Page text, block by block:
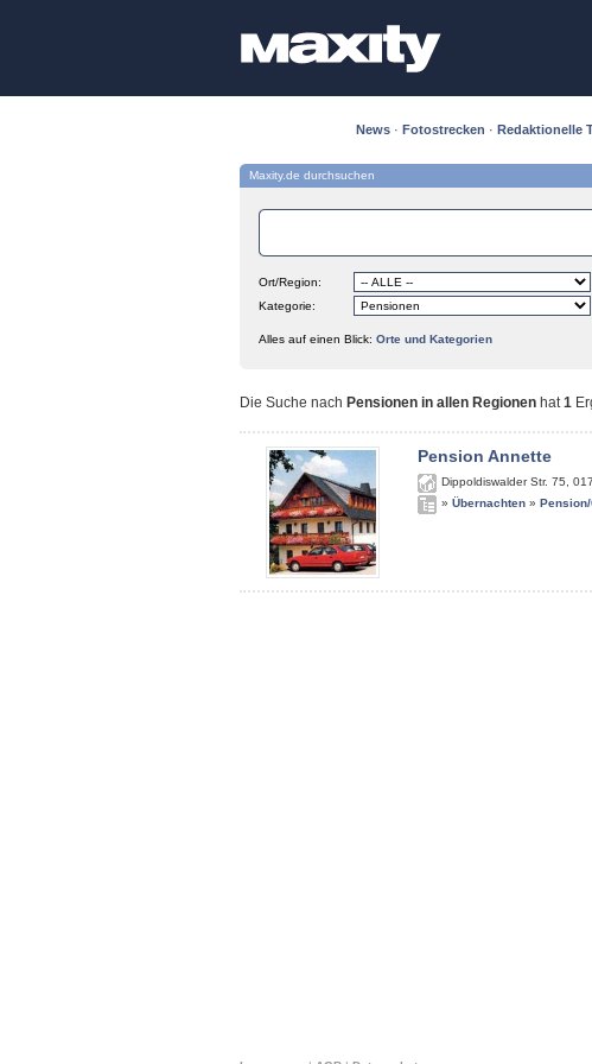
News · Fotostrecken · Redaktionelle
Maxity.de durchsuchen
Ort/Region:
Kategorie:
Alles auf einen Blick: Orte und Kategorien
Die Suche nach Pensionen in allen Regionen hat1
Pension Annette
Dippoldiswalder Str. 75
» Übernachten »